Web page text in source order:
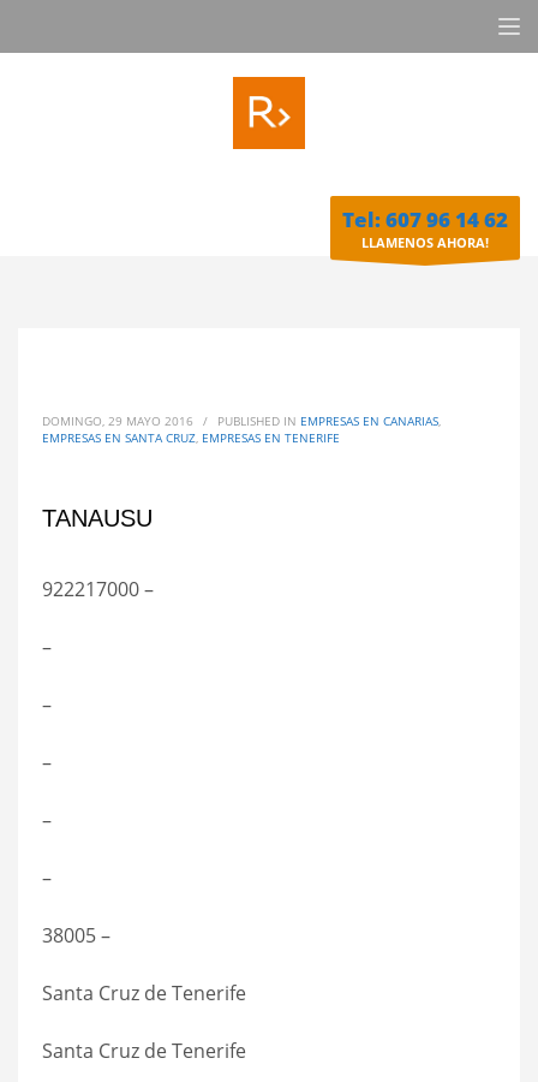
Tel: 607 96 14 62
LLAMENOS AHORA!
DOMINGO, 29 MAYO 2016 / PUBLISHED IN EMPRESAS EN CANARIAS,
EMPRESAS EN SANTA CRUZ, EMPRESAS EN TENERIFE
TANAUSU
922217000 –
–
–
–
–
–
38005 –
Santa Cruz de Tenerife
Santa Cruz de Tenerife